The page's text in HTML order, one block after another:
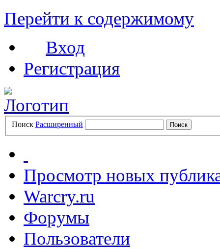
Перейти к содержимому
Вход
Регистрация
Поиск Расширенный
Просмотр новых
Warcry.ru
Форумы
Пользователи